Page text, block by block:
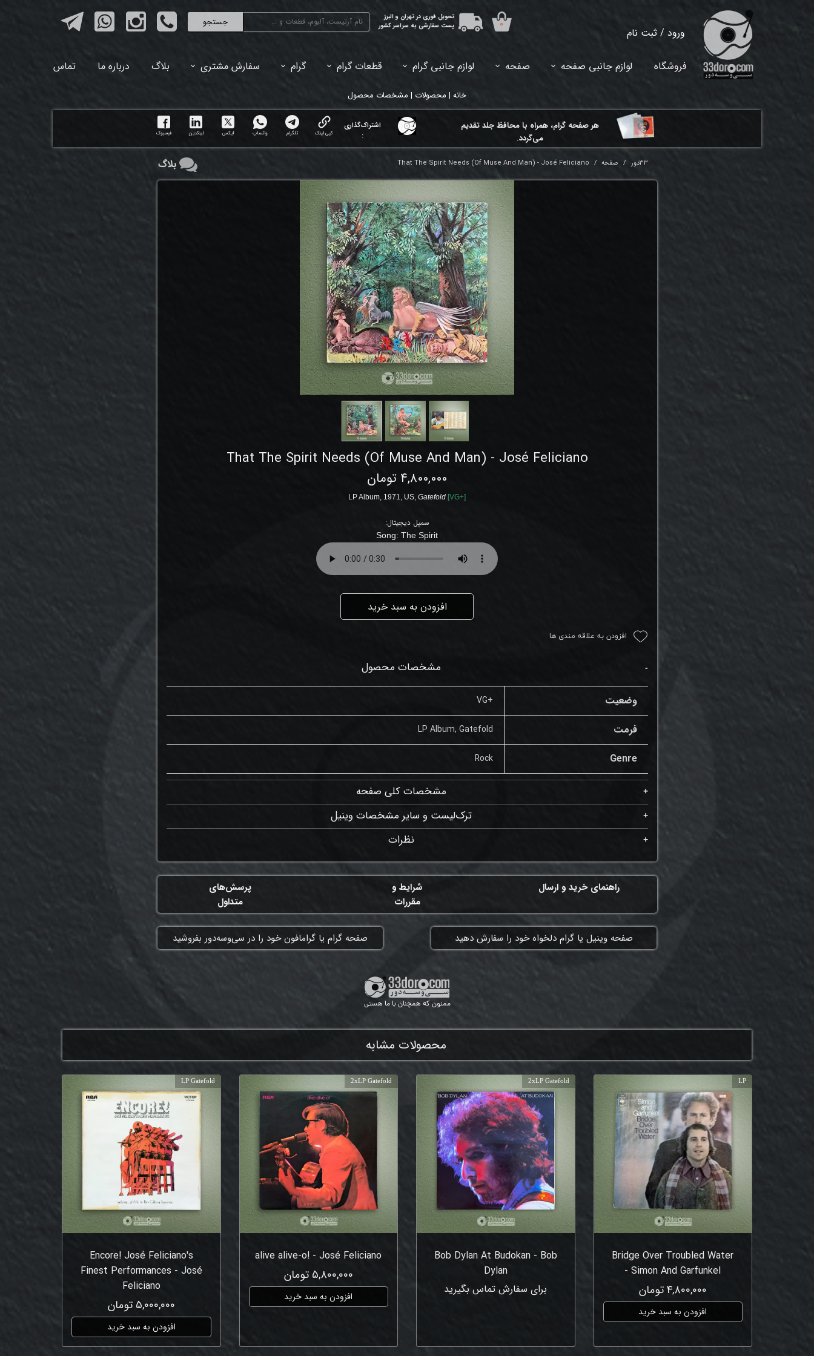
جستجو
ورود / ثبت نام
خروج از حساب کاربری
تحویل فوری در تهران و البرز
پست سفارشی به سراسر کشور
۰
فروشگاه لوازم جانبی صفحه صفحه لوازم جانبی گرام قطعات گرام گرام سفارش مشتری بلاگ درباره ما تماس
خانه | محصولات | مشخصات محصول
هر ​صفحه گرام، همراه با محافظ جلد تقدیم
می‌گردد.
اشتراک‌گذاری
:
کپی لینک تلگرام واتساپ ایکس لینکدین فیسبوک
33دور صفحه That The Spirit Needs (Of Muse And Man) - José Feliciano
That The Spirit Needs (Of Muse And Man) - José Feliciano
۴,۸۰۰,۰۰۰ تومان
LP Album, 1971, US, Gatefold [VG+]
سمپل دیجیتال:
Song: The Spirit
افزودن به سبد خرید
افزودن به علاقه مندی ها
مشخصات محصول
وضعیت +VG
فرمت LP Album, Gatefold
Genre
Rock
مشخصات کلی صفحه
ترک‌لیست و سایر مشخصات وینیل
نظرات
بلاگ
شرایط و
مقررات
راهنمای خرید و ارسال
پرسش‌های
متداول
​صفحه وینیل یا گرام دلخواه خود را سفارش دهید ​صفحه گرام یا گرامافون خود را در سی‌وسه‌دور بفروشید
ممنون که همچنان با ما هستی
محصولات مشابه
Bridge Over Troubled Water
- Simon And Garfunkel
۴,۸۰۰,۰۰۰ تومان
افزودن به سبد خرید
LP
Bob Dylan At Budokan - Bob
Dylan
برای سفارش تماس بگیرید
2xLP Gatefold
alive alive-o! - José Feliciano
۵,۸۰۰,۰۰۰ تومان
افزودن به سبد خرید
2xLP Gatefold
Encore! José Feliciano's
Finest Performances - José
Feliciano
۵,۰۰۰,۰۰۰ تومان
افزودن به سبد خرید
LP Gatefold